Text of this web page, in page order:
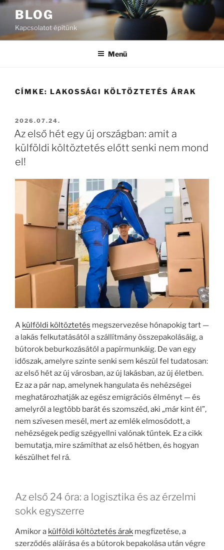
Tartalomhoz
BLOG
Kapcsolatot építünk
Menü
CÍMKE: LAKOSSÁGI KÖLTÖZTETÉS ÁRAK
BEKÜLDVE:
2026.07.24.
Az első hét egy új országban: amit a
külföldi költöztetés előtt senki nem mond
el!
A külföldi költöztetés megszervezése hónapokig tart —
a lakás felkutatásától a szállítmány összepakolásáig, a
bútorok beburkozásától a papírmunkáig. De van egy
időszak, amelyre szinte senki sem készül fel tudatosan:
az első hét az új városban, az új lakásban, az új életben.
Ez az a pár nap, amelynek hangulata és nehézségei
meghatározhatják az egész emigrációs élményt — és
amelyről a legtöbb barát és szomszéd, aki „már kint él”,
nem szívesen mesél, mert az emlék elmosódott, a
nehézségek pedig szégyellni valónak tűntek. Ez a cikk
bemutatja, mire számíthat az első hétben, és hogyan
készülhet fel rá.
Az első 24 óra: a logisztika és az érzelmi
sokk egyszerre
Amikor a külföldi költöztetés árak megfizetése, a
szerződés aláírása és a bútorok bepakolása után végre